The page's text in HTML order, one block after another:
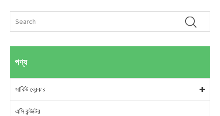
পণ্য
সার্কিট ব্রেকার
এসি কন্টাক্টর